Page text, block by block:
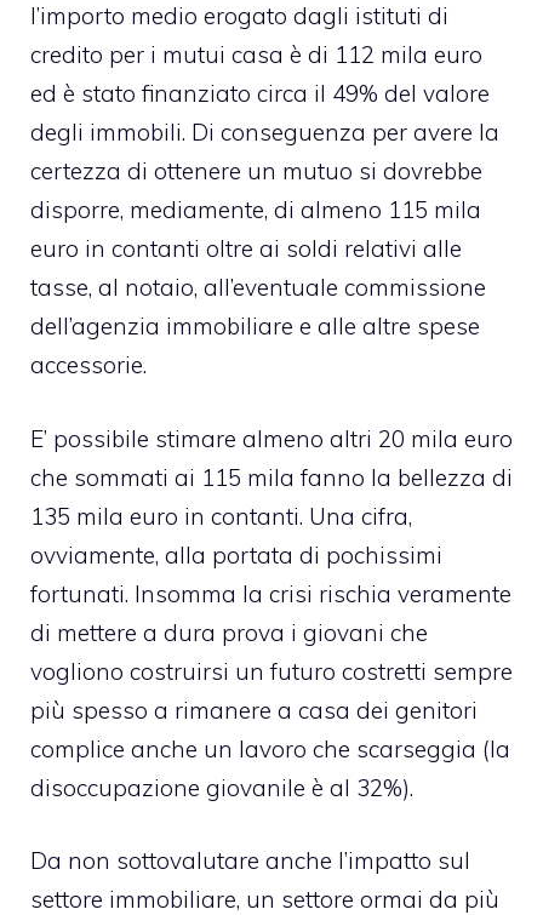
l’importo medio erogato dagli istituti di
credito per i mutui casa è di 112 mila euro
ed è stato finanziato circa il 49% del valore
degli immobili. Di conseguenza per avere la
certezza di ottenere un mutuo si dovrebbe
disporre, mediamente, di almeno 115 mila
euro in contanti oltre ai soldi relativi alle
tasse, al notaio, all’eventuale commissione
dell’agenzia immobiliare e alle altre spese
accessorie.
E’ possibile stimare almeno altri 20 mila euro
che sommati ai 115 mila fanno la bellezza di
135 mila euro in contanti. Una cifra,
ovviamente, alla portata di pochissimi
fortunati. Insomma la crisi rischia veramente
di mettere a dura prova i giovani che
vogliono costruirsi un futuro costretti sempre
più spesso a rimanere a casa dei genitori
complice anche un lavoro che scarseggia (la
disoccupazione giovanile è al 32%).
Da non sottovalutare anche l’impatto sul
settore immobiliare, un settore ormai da più